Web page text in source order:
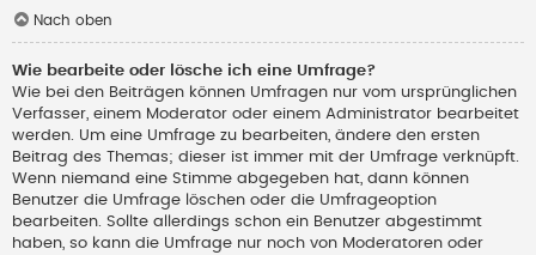
Nach oben
Wie bearbeite oder lösche ich eine Umfrage?
Wie bei den Beiträgen können Umfragen nur vom ursprünglichen
Verfasser, einem Moderator oder einem Administrator bearbeitet
werden. Um eine Umfrage zu bearbeiten, ändere den ersten
Beitrag des Themas; dieser ist immer mit der Umfrage verknüpft.
Wenn niemand eine Stimme abgegeben hat, dann können
Benutzer die Umfrage löschen oder die Umfrageoption
bearbeiten. Sollte allerdings schon ein Benutzer abgestimmt
haben, so kann die Umfrage nur noch von Moderatoren oder